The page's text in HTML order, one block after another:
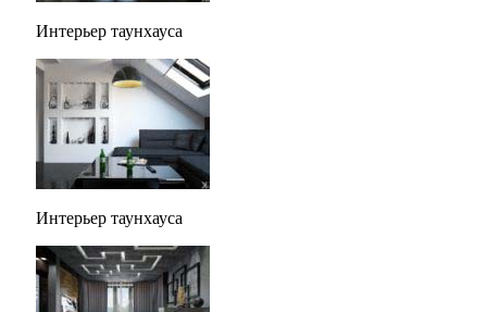
Интерьер таунхауса
Интерьер таунхауса